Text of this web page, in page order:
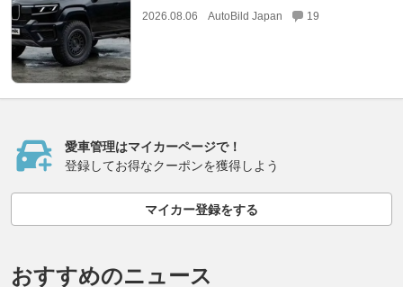
2026.08.06 AutoBild Japan 19
愛車管理はマイカーページで！
登録してお得なクーポンを獲得しよう
マイカー登録をする
おすすめのニュース